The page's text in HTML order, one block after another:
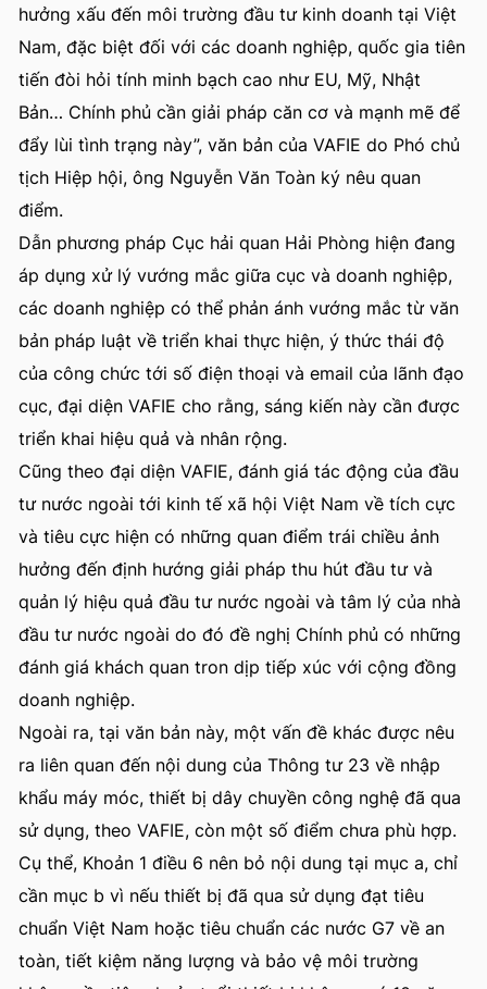
hưởng xấu đến môi trường đầu tư kinh doanh tại Việt
Nam, đặc biệt đối với các doanh nghiệp, quốc gia tiên
tiến đòi hỏi tính minh bạch cao như EU, Mỹ, Nhật
Bản… Chính phủ cần giải pháp căn cơ và mạnh mẽ để
đẩy lùi tình trạng này”, văn bản của VAFIE do Phó chủ
tịch Hiệp hội, ông Nguyễn Văn Toàn ký nêu quan
điểm.
Dẫn phương pháp Cục hải quan Hải Phòng hiện đang
áp dụng xử lý vướng mắc giữa cục và doanh nghiệp,
các doanh nghiệp có thể phản ánh vướng mắc từ văn
bản pháp luật về triển khai thực hiện, ý thức thái độ
của công chức tới số điện thoại và email của lãnh đạo
cục, đại diện VAFIE cho rằng, sáng kiến này cần được
triển khai hiệu quả và nhân rộng.
Cũng theo đại diện VAFIE, đánh giá tác động của đầu
tư nước ngoài tới kinh tế xã hội Việt Nam về tích cực
và tiêu cực hiện có những quan điểm trái chiều ảnh
hưởng đến định hướng giải pháp thu hút đầu tư và
quản lý hiệu quả đầu tư nước ngoài và tâm lý của nhà
đầu tư nước ngoài do đó đề nghị Chính phủ có những
đánh giá khách quan tron dịp tiếp xúc với cộng đồng
doanh nghiệp.
Ngoài ra, tại văn bản này, một vấn đề khác được nêu
ra liên quan đến nội dung của Thông tư 23 về nhập
khẩu máy móc, thiết bị dây chuyền công nghệ đã qua
sử dụng, theo VAFIE, còn một số điểm chưa phù hợp.
Cụ thể, Khoản 1 điều 6 nên bỏ nội dung tại mục a, chỉ
cần mục b vì nếu thiết bị đã qua sử dụng đạt tiêu
chuẩn Việt Nam hoặc tiêu chuẩn các nước G7 về an
toàn, tiết kiệm năng lượng và bảo vệ môi trường